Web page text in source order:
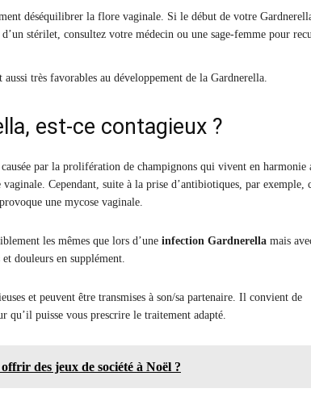
déséquilibrer la flore vaginale. Si le début de votre
stérilet, consultez votre médecin ou une sage-femme pour
très favorables au développement de la Gardnerella.
est-ce contagieux ?
par la prolifération de champignons qui vivent en harmonie
Cependant, suite à la prise d’antibiotiques, par exemple,
une mycose vaginale.
les mêmes que lors d’une infection Gardnerellamais
douleurs en supplément.
et peuvent être transmises à son/sa partenaire. Il convient de
qu’il puisse vous prescrire le traitement adapté.
des jeux de société à Noël ?